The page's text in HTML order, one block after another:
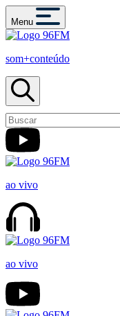
Menu
som+conteúdo
ao vivo
ao vivo